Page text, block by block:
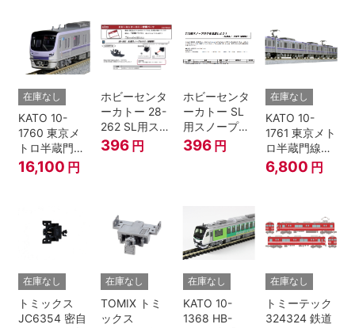
模型
在庫なし
KATO 10-
1760 東京メ
トロ半蔵門線
18000系 基本
6両セット N
16,100 円
ホビーセンタ
ーカトー 28-
262 SL用スノ
ープロウ1 前
面用 Nゲージ
396 円
ホビーセンタ
ーカトー SL
用スノープロ
ウ① 前面用
396 円
在庫なし
KATO 10-
1761 東京メト
ロ半蔵門線
18000系 増結
4両セット N
6,800 円
在庫なし
トミックス
JC6354 密自
在庫なし
TOMIX トミ
ックス
在庫なし
KATO 10-
1368 HB-
在庫なし
トミーテック
324324 鉄道